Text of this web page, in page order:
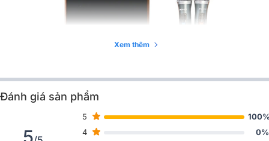
Loa kéo SANSUI của nước nào, chất lượng có tốt không?
Xem thêm
Đánh giá sản phẩm
5
5
4
0%